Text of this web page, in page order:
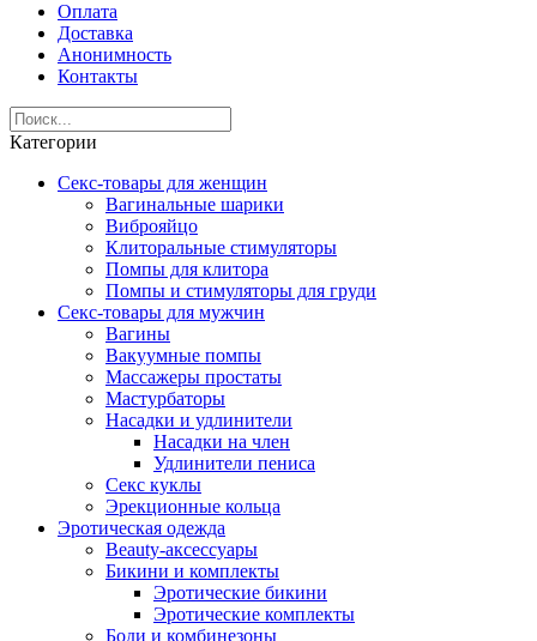
Оплата
Доставка
Анонимность
Контакты
Категории
Секс-товары для женщин
Вагинальные шарики
Виброяйцо
Клиторальные стимуляторы
Помпы для клитора
Помпы и стимуляторы для груди
Секс-товары для мужчин
Вагины
Вакуумные помпы
Массажеры простаты
Мастурбаторы
Насадки и удлинители
Насадки на член
Удлинители пениса
Секс куклы
Эрекционные кольца
Эротическая одежда
Beauty-аксессуары
Бикини и комплекты
Эротические бикини
Эротические комплекты
Боди и комбинезоны